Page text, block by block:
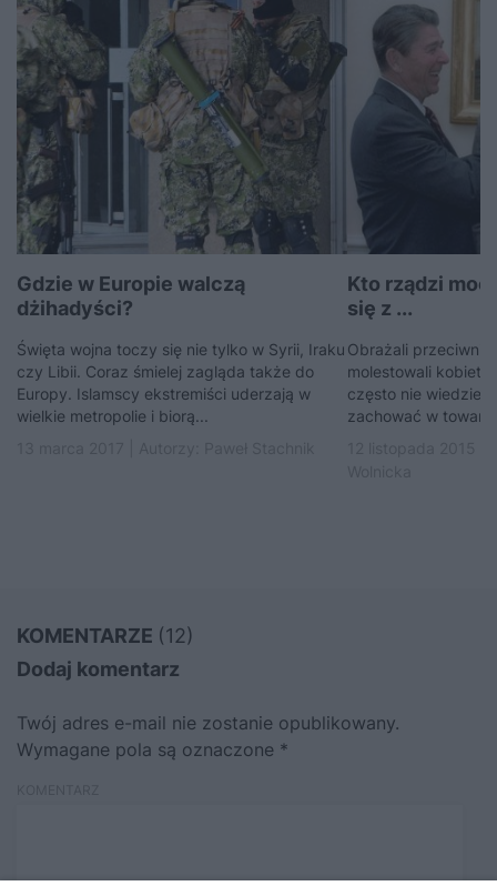
Gdzie w Europie walczą
dżihadyści?
Święta wojna toczy się nie tylko w Syrii, Iraku
czy Libii. Coraz śmielej zagląda także do
Europy. Islamscy ekstremiści uderzają w
wielkie metropolie i biorą...
Kto rządzi
się z ...
Obrażali
molestowali
często nie
zachować w
KOMENTARZE (12)
Dodaj komentarz
Twój adres e-mail nie zostanie opublikowany.
Wymagane pola są oznaczone *